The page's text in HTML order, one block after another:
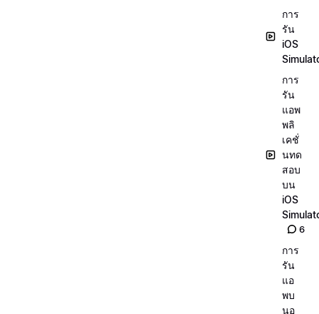
การ
รัน
iOS
การ
รัน
แอพ
พลิ
เคชั่
นทด
สอบ
บน
iOS
6
การ
รัน
แอ
พบ
นอุ